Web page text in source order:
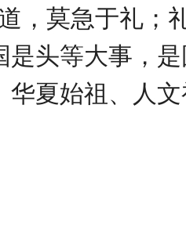
，莫急于礼；
是头等大事，
华夏始祖、人